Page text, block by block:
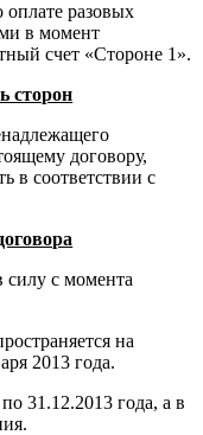
оплате разовых
в момент
счет «Стороне 1».
сторон
договору,
в соответствии с
силу с момента
на
2013 года.
31.12.2013 года, а в